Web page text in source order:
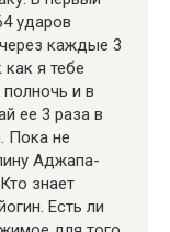
ударов
каждые 3
как я тебе
и в
ее 3 раза в
Пока не
Аджапа-
знает
Есть ли